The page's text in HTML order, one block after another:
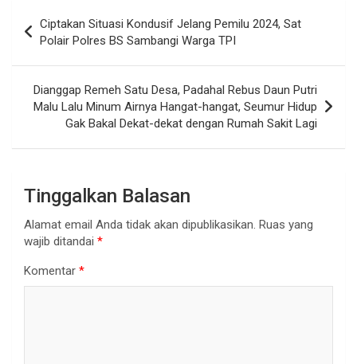
pos
Ciptakan Situasi Kondusif Jelang Pemilu 2024, Sat
Polair Polres BS Sambangi Warga TPI
Dianggap Remeh Satu Desa, Padahal Rebus Daun Putri
Malu Lalu Minum Airnya Hangat-hangat, Seumur Hidup
Gak Bakal Dekat-dekat dengan Rumah Sakit Lagi
Tinggalkan Balasan
Alamat email Anda tidak akan dipublikasikan. Ruas yang
wajib ditandai *
Komentar *